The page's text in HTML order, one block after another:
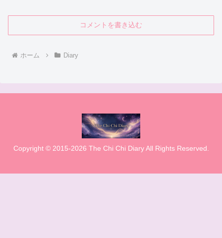
コメントを書き込む
ホーム Diary
Copyright © 2015-2026 The Chi Chi Diary All Rights Reserved.